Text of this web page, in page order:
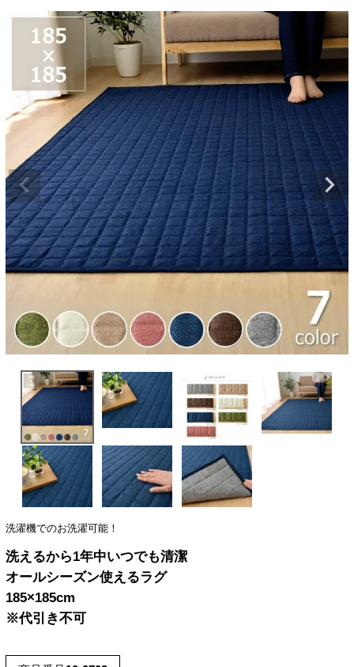
洗濯機でのお洗濯可能！
洗えるから1年中いつでも清潔
オールシーズン使えるラグ
185×185cm
※代引き不可